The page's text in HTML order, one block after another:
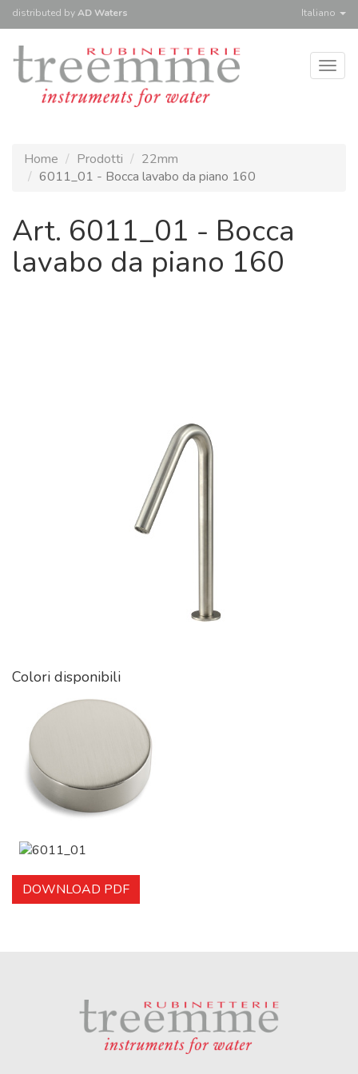
distributed byAD Waters Italiano
Home Prodotti
22mm
6011_01 - Bocca lavabo da piano 160
Art. 6011_01 - Bocca
lavabo da piano 160
Colori disponibili
DOWNLOAD PDF